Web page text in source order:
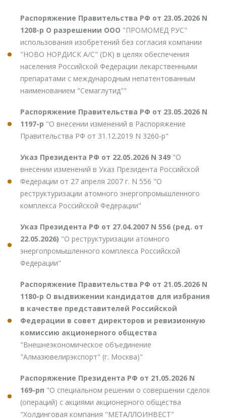
Распоряжение Правительства РФ от 23.05.2026 N
1208-р О разрешении ООО "ПРОМОМЕД РУС"
использования изобретений без согласия компании
"НОВО НОРДИСК А/С" (DK) в целях обеспечения
населения Российской Федерации лекарственными
препаратами с международным непатентованным
наименованием "Семаглутид""
Распоряжение Правительства РФ от 23.05.2026 N
1197-р "О внесении изменений в Распоряжение
Правительства РФ от 31.12.2019 N 3260-р"
Указ Президента РФ от 22.05.2026 N 349 "О
внесении изменений в Указ Президента Российской
Федерации от 27 апреля 2007 г. N 556 "О
реструктуризации атомного энергопромышленного
комплекса Российской Федерации"
Указ Президента РФ от 27.04.2007 N 556 (ред. от
22.05.2026) "О реструктуризации атомного
энергопромышленного комплекса Российской
Федерации"
Распоряжение Правительства РФ от 21.05.2026 N
1180-р О выдвижении кандидатов для избрания
в качестве представителей Российской
Федерации в совет директоров и ревизионную
комиссию акционерного общества
"Внешнеэкономическое объединение
"Алмазювелирэкспорт" (г. Москва)"
Распоряжение Президента РФ от 21.05.2026 N
169-рп "О специальном решении о совершении сделок
(операций) с акциями акционерного общества
"Холдинговая компания "МЕТАЛЛОИНВЕСТ"